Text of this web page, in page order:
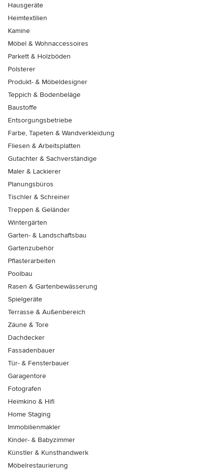
Hausgeräte
Heimtextilien
Kamine
Möbel & Wohnaccessoires
Parkett & Holzböden
Polsterer
Produkt- & Möbeldesigner
Teppich & Bodenbeläge
Baustoffe
Entsorgungsbetriebe
Farbe, Tapeten & Wandverkleidung
Fliesen & Arbeitsplatten
Gutachter & Sachverständige
Maler & Lackierer
Planungsbüros
Tischler & Schreiner
Treppen & Geländer
Wintergärten
Garten- & Landschaftsbau
Gartenzubehör
Pflasterarbeiten
Poolbau
Rasen & Gartenbewässerung
Spielgeräte
Terrasse & Außenbereich
Zäune & Tore
Dachdecker
Fassadenbauer
Tür- & Fensterbauer
Garagentore
Fotografen
Heimkino & Hifi
Home Staging
Immobilienmakler
Kinder- & Babyzimmer
Künstler & Kunsthandwerk
Möbelrestaurierung